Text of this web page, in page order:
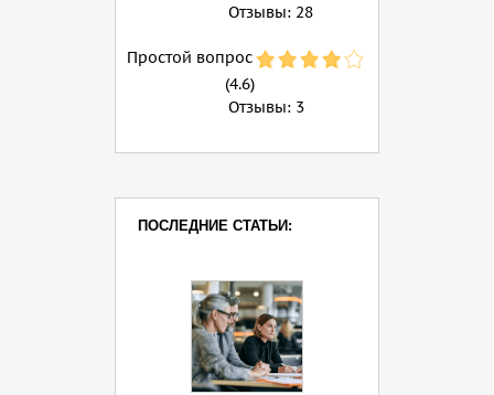
Отзывы: 28
Простой вопрос
(4.6)
Отзывы: 3
ПОСЛЕДНИЕ СТАТЬИ: